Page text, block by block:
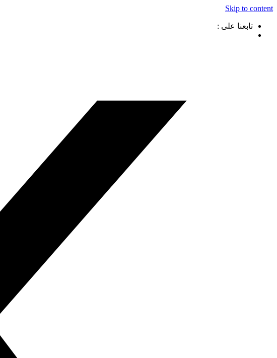
Skip to content
تابعنا على :